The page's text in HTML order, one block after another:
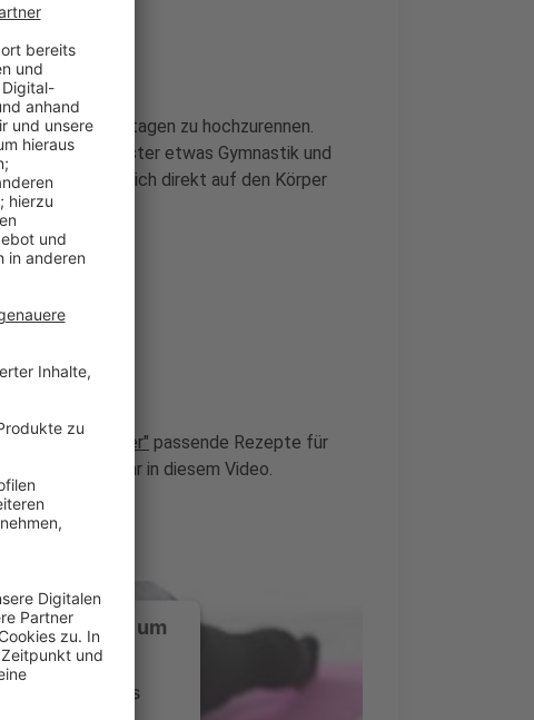
viele Etagen zu hochzurennen.
offenem Fenster etwas Gymnastik und
"Das wirkt sich direkt auf den Körper
"fischimwasser" passende Rezepte für
findet ihr in diesem Video.
um
zu laden!
Service eines